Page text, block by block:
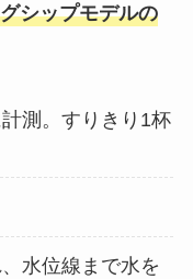
シップモデルの
測。すりきり1杯
水位線まで水を